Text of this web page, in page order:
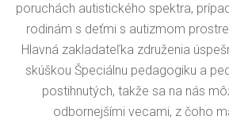
poruchách autistického spektra,
rodinám s deťmi s autizmom
Hlavná zakladateľka združenia
skúškou Špeciálnu pedagogiku a
postihnutých, takže sa na nás
odbornejšími vecami, z čoho